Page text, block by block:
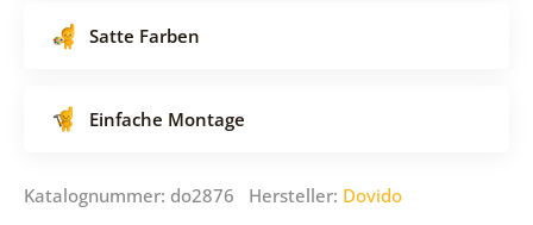
Satte Farben
Einfache Montage
Katalognummer: do2876 Hersteller: Dovido